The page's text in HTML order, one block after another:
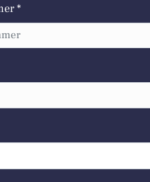
*